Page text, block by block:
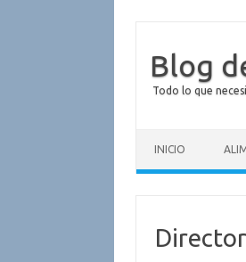
Blog
Todo lo que
INICIO